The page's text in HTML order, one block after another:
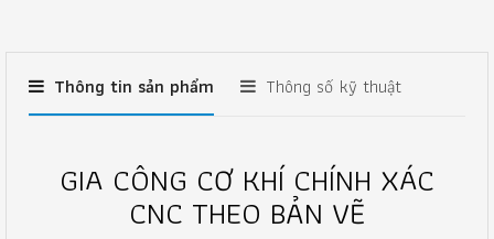
Thông tin sản phẩm Thông số kỹ thuật
GIA CÔNG CƠ KHÍ CHÍNH XÁC
CNC THEO BẢN VẼ